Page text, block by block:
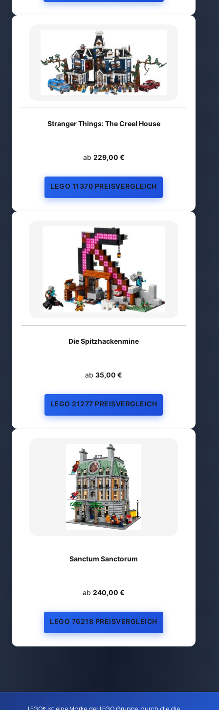
Stranger Things: The Creel House
ab 229,00 €
LEGO 11370 PREISVERGLEICH
Die Spitzhackenmine
ab 35,00 €
LEGO 21277 PREISVERGLEICH
Sanctum Sanctorum
ab 240,00 €
LEGO 76218 PREISVERGLEICH